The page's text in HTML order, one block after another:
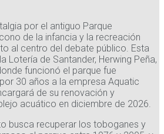
por el antiguo Parque
de la infancia y la recreación
al centro del debate público. Esta
Lotería de Santander, Herwing Peña,
funcionó el parque fue
30 años a la empresa Aquatic
de su renovación y
acuático en diciembre de 2026.
busca recuperar los toboganes y